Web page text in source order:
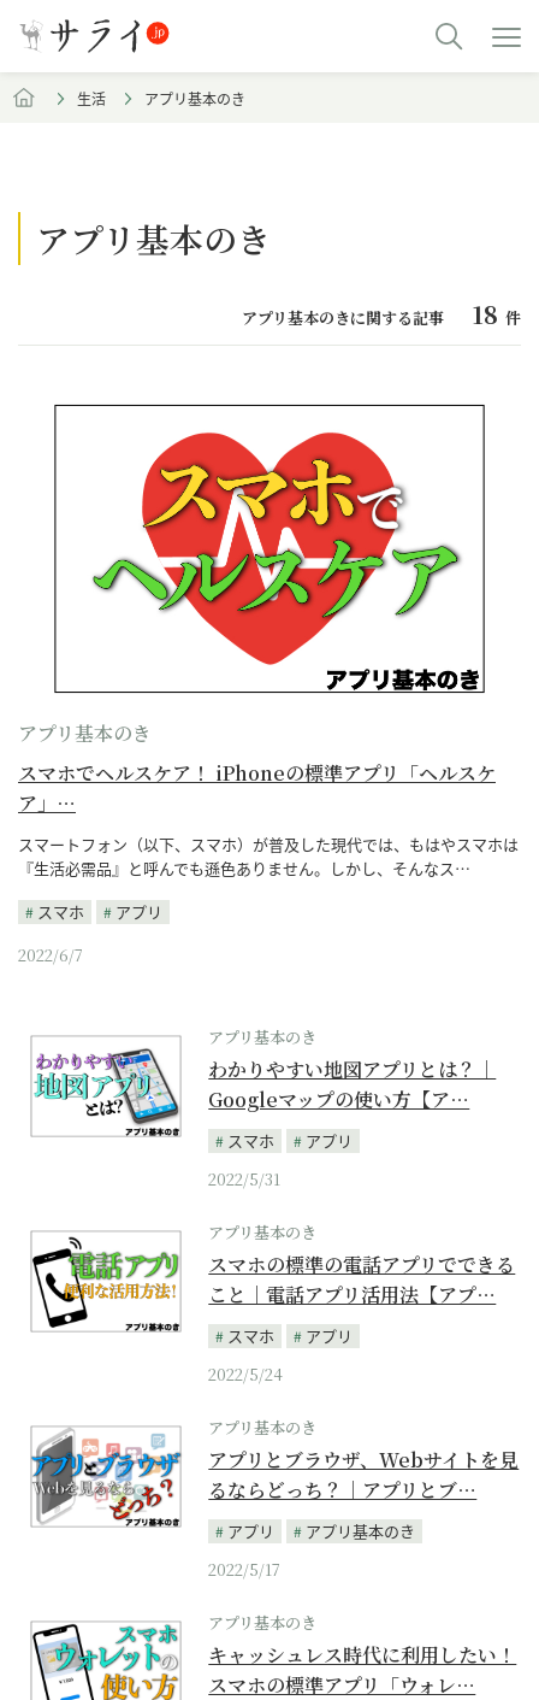
生活 アプリ基本のき
アプリ基本のき
アプリ基本のきに関する記事 18 件
アプリ基本のき
スマホでヘルスケア！ iPhoneの標準アプリ「ヘルスケ
ア」…
スマートフォン（以下、スマホ）が普及した現代では、もはやスマホは
『生活必需品』と呼んでも遜色ありません。しかし、そんなス…
スマホ
アプリ
2022/6/7
アプリ基本のき
わかりやすい地図アプリとは？｜
Googleマップの使い方【ア…
スマホ
アプリ
2022/5/31
アプリ基本のき
スマホの標準の電話アプリでできる
こと｜電話アプリ活用法【アプ…
スマホ
アプリ
2022/5/24
アプリ基本のき
アプリとブラウザ、Webサイトを見
るならどっち？｜アプリとブ…
アプリ
アプリ基本のき
2022/5/17
アプリ基本のき
キャッシュレス時代に利用したい！
スマホの標準アプリ「ウォレ…